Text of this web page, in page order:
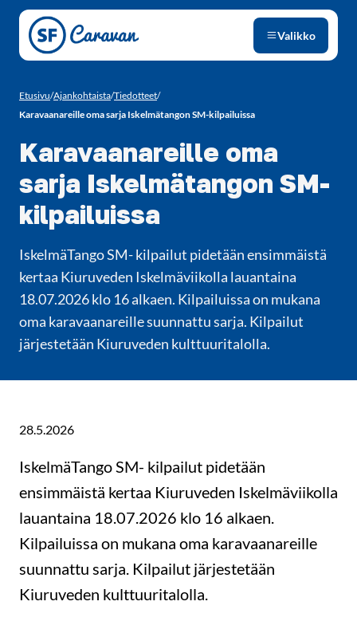
Siirry sivun sisältöön
Valikko
Etusivu/Ajankohtaista/Tiedotteet/
Karavaanareille oma sarja Iskelmätangon SM-kilpailuissa
Karavaanareille oma
sarja Iskelmätangon SM-
kilpailuissa
IskelmäTango SM- kilpailut pidetään ensimmäistä
kertaa Kiuruveden Iskelmäviikolla lauantaina
18.07.2026 klo 16 alkaen. Kilpailuissa on mukana
oma karavaanareille suunnattu sarja. Kilpailut
järjestetään Kiuruveden kulttuuritalolla.
28.5.2026
IskelmäTango SM- kilpailut pidetään
ensimmäistä kertaa Kiuruveden Iskelmäviikolla
lauantaina 18.07.2026 klo 16 alkaen.
Kilpailuissa on mukana oma karavaanareille
suunnattu sarja. Kilpailut järjestetään
Kiuruveden kulttuuritalolla.